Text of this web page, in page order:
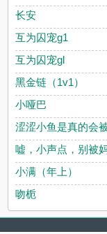
长安
互为囚宠g1
互为囚宠gl
黑金链（1v1）
小哑巴
涩涩小鱼是真的会
嘘，小声点，别被
小满（年上）
吻栀